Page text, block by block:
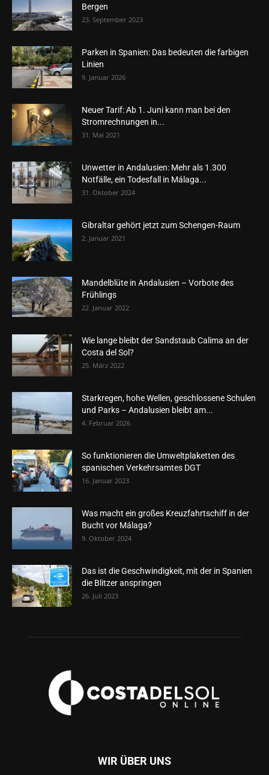
Bergen
23. September 2023
Parken in Spanien: Das bedeuten die farbigen
Linien
9. Januar 2026
Neuer Tarif: Ab 1. Juni kann man bei den
Stromrechnungen in...
31. Mai 2021
Unwetter in Andalusien: Mehr als 1.300
Notfälle, ein Todesfall in Málaga...
31. Oktober 2024
Gibraltar gehört jetzt zum Schengen-Raum
2. Januar 2021
Mandelblüte in Andalusien – Vorbote des
Frühlings
22. Januar 2022
Wie lange bleibt der Sandstaub Calima an der
Costa del Sol?
25. März 2022
Starkregen, hohe Wellen, geschlossene Schulen
und Parks – Andalusien bleibt am...
4. Februar 2026
So funktionieren die Umweltplaketten des
spanischen Verkehrsamtes DGT
16. Januar 2023
Was macht ein großes Kreuzfahrtschiff in der
Bucht vor Málaga?
9. Oktober 2024
Das ist die Geschwindigkeit, mit der in Spanien
die Blitzer anspringen
26. Juli 2023
WIR ÜBER UNS